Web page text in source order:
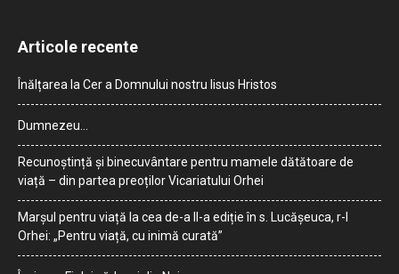
Articole recente
Înălțarea la Cer a Domnului nostru Iisus Hristos
Dumnezeu…
Recunoștință și binecuvântare pentru mamele dătătoare de
viață – din partea preoților Vicariatului Orhei
Marșul pentru viață la cea de-a II-a ediție în s. Lucășeuca, r-l
Orhei: „Pentru viață, cu inimă curată”